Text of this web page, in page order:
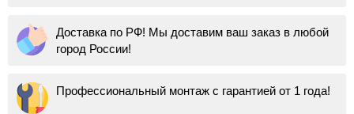
Доставка по РФ! Мы доставим ваш заказ в любой
город России!
Профессиональный монтаж с гарантией от 1 года!